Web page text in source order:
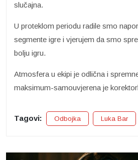
slučajna.
U proteklom periodu radile smo
segmente igre i vjerujem da smo
bolju igru.
Atmosfera u ekipi je odlična i
maksimum-samouvjerena je
Tagovi: Odbojka Luka Bar